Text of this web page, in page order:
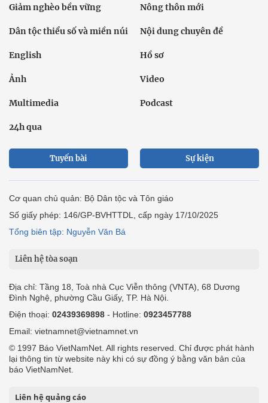
Giảm nghèo bền vững Nông thôn mới
Dân tộc thiểu số và miền núi Nội dung chuyên đề
English Hồ sơ
Ảnh Video
Multimedia Podcast
24h qua
Tuyến bài Sự kiện
Cơ quan chủ quản: Bộ Dân tộc và Tôn giáo
Số giấy phép: 146/GP-BVHTTDL, cấp ngày 17/10/2025
Tổng biên tập: Nguyễn Văn Bá
Liên hệ tòa soạn
Địa chỉ: Tầng 18, Toà nhà Cục Viễn thông (VNTA), 68 Dương
Đình Nghệ, phường Cầu Giấy, TP. Hà Nội.
Điện thoại: 02439369898 - Hotline: 0923457788
Email: vietnamnet@vietnamnet.vn
© 1997 Báo VietNamNet. All rights reserved. Chỉ được phát hành
lại thông tin từ website này khi có sự đồng ý bằng văn bản của
báo VietNamNet.
Liên hệ quảng cáo